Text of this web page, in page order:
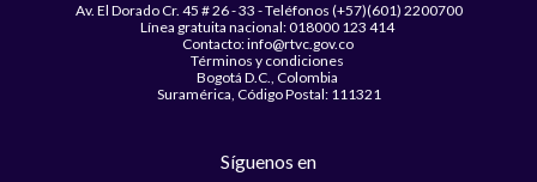
Av. El Dorado Cr. 45 # 26 - 33 - Teléfonos (+57)(601) 2200700
Línea gratuita nacional: 018000 123 414
Contacto: info@rtvc.gov.co
Términos y condiciones
Bogotá D.C., Colombia
Suramérica, Código Postal: 111321
Síguenos en